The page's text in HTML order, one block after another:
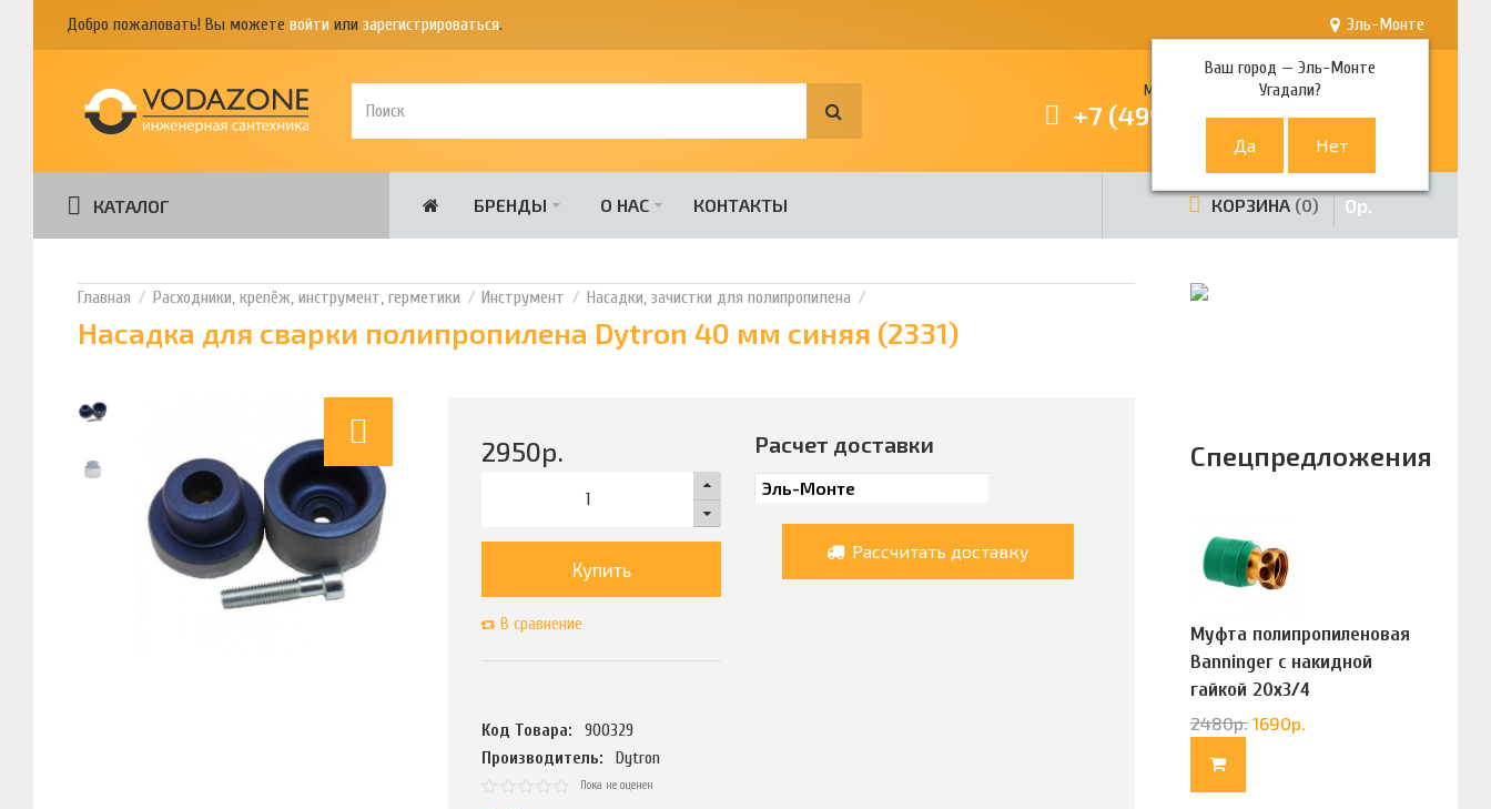
Добро пожаловать! Вы можете войти или зарегистрироваться. Эль-Монте
Ваш город —Эль-Монте
Угадали?
Многоканальный телефон
+7 (499) 380-80-80
КАТАЛОГ БРЕНДЫ О НАС КОНТАКТЫ КОРЗИНА 0 0р.
Расходники, крепёж, инструмент, герметики Инструмент Насадки, зачистки для полипропилена
Насадка для сварки полипропилена Dytron 40 мм синяя (2331)
2950р.
Купить
В сравнение
Код Товара:
900329
Производитель:
Dytron
Пока не оценен
Расчет доставки
Рассчитать доставку
Спецпредложения
Муфта полипропиленовая
Banninger с накидной
гайкой 20х3/4
(G83322020)
2480р. 1690р.